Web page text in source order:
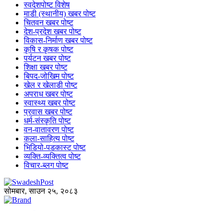
स्वदेशपोष्ट विशेष
माडी (स्थानीय) खबर पोष्ट
चितवन खबर पोष्ट
देश-प्रदेश खबर पोष्ट
विकास-निर्माण खबर पोष्ट
कृषि र कृषक पोष्ट
पर्यटन खबर पोष्ट
शिक्षा खबर पोष्ट
बिपद-जोखिम पोष्ट
खेल र खेलाडी पोष्ट
अपराध खबर पोष्ट
स्वास्थ्य खबर पोष्ट
प्रवास खबर पोष्ट
धर्म-संस्कृति पोष्ट
वन-वातावरण पोष्ट
कला-साहित्य पोष्ट
भिडियो-पडकास्ट पोष्ट
व्यक्ति-व्यक्तित्व पोष्ट
विचार-ब्लग पोष्ट
सोमबार, साउन २५, २०८३